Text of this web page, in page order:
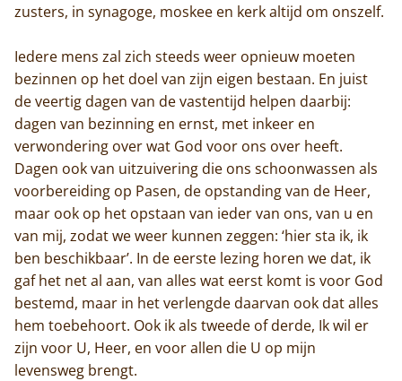
zusters, in synagoge, moskee en kerk altijd om onszelf.
Iedere mens zal zich steeds weer opnieuw moeten
bezinnen op het doel van zijn eigen bestaan. En juist
de veertig dagen van de vastentijd helpen daarbij:
dagen van bezinning en ernst, met inkeer en
verwondering over wat God voor ons over heeft.
Dagen ook van uitzuivering die ons schoonwassen als
voorbereiding op Pasen, de opstanding van de Heer,
maar ook op het opstaan van ieder van ons, van u en
van mij, zodat we weer kunnen zeggen: ‘hier sta ik, ik
ben beschikbaar’. In de eerste lezing horen we dat, ik
gaf het net al aan, van alles wat eerst komt is voor God
bestemd, maar in het verlengde daarvan ook dat alles
hem toebehoort. Ook ik als tweede of derde, Ik wil er
zijn voor U, Heer, en voor allen die U op mijn
levensweg brengt.